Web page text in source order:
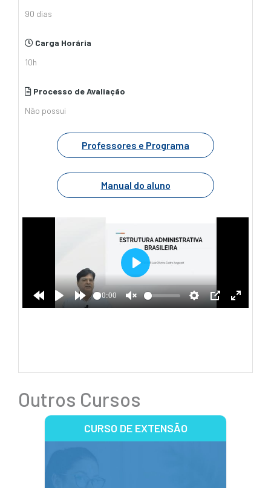
90 dias
Carga Horária
10h
Processo de Avaliação
Não possui
Professores e Programa
Manual do aluno
Outros Cursos
CURSO DE EXTENSÃO